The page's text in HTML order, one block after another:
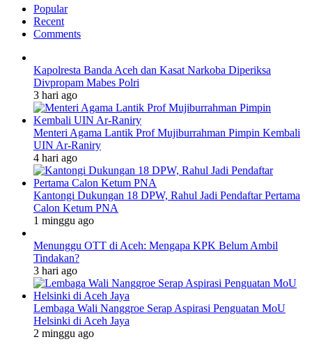
Popular
Recent
Comments
Kapolresta Banda Aceh dan Kasat Narkoba Diperiksa
Divpropam Mabes Polri
3 hari ago
Menteri Agama Lantik Prof Mujiburrahman Pimpin Kembali
UIN Ar-Raniry
4 hari ago
Kantongi Dukungan 18 DPW, Rahul Jadi Pendaftar Pertama
Calon Ketum PNA
1 minggu ago
Menunggu OTT di Aceh: Mengapa KPK Belum Ambil
Tindakan?
3 hari ago
Lembaga Wali Nanggroe Serap Aspirasi Penguatan MoU
Helsinki di Aceh Jaya
2 minggu ago